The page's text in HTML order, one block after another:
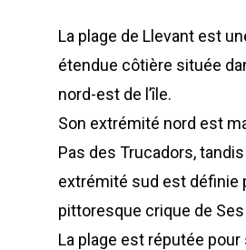
La plage de Llevant est
étendue côtière située
nord-est de l’île.
Son extrémité nord est
Pas des Trucadors,
extrémité sud est définie
pittoresque crique de Ses
La plage est réputée